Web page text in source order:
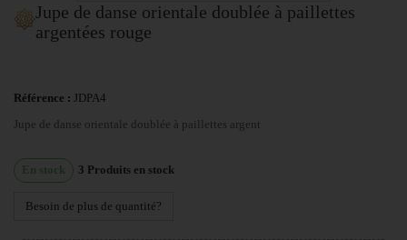
Jupe de danse orientale doublée à paillettes
argentées rouge
Référence : JDPA4
Jupe de danse orientale doublée à paillettes argent
En stock 3 Produits en stock
Besoin de plus de quantité?